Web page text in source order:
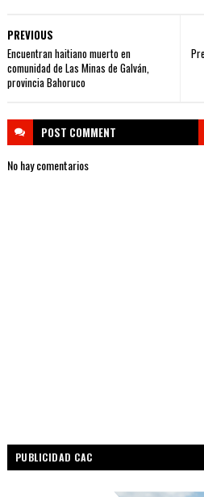
PREVIOUS
Encuentran haitiano muerto en
comunidad de Las Minas de Galván,
provincia Bahoruco
POST COMMENT
No hay comentarios
PUBLICIDAD CAC